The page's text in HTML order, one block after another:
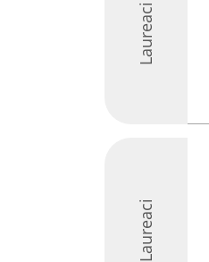
Laureaci
Laureaci